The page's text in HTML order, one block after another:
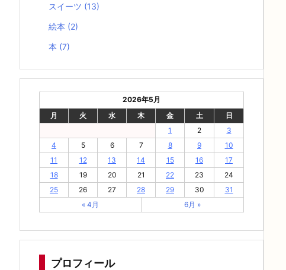
スイーツ (13)
絵本 (2)
本 (7)
2026年5月
月
火 水 木 金 土
日
1
2
3
4
5 6 7 8 9
10
11
12 13 14 15 16
17
18
19 20 21 22 23
24
25
26 27 28 29 30
31
« 4月
6月 »
プロフィール